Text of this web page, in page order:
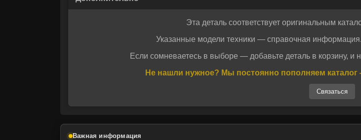
Отправить
Даю своё согласие на обработку персональных данных.Политика
исключает риск приобретения подделки.
1152368, 2W2622, 1W3859, вы получаете качественные запчасти для
эксплуатации. Оптимальное соотношение цены и ресурса делает их
Эта деталь соответствует оригинальным
Указанные модели техники — справочная
Если сомневаетесь в выборе — добавьте деталь в корзину,
Не нашли нужное? Мы постоянно пополняем
Связаться
Важная информация